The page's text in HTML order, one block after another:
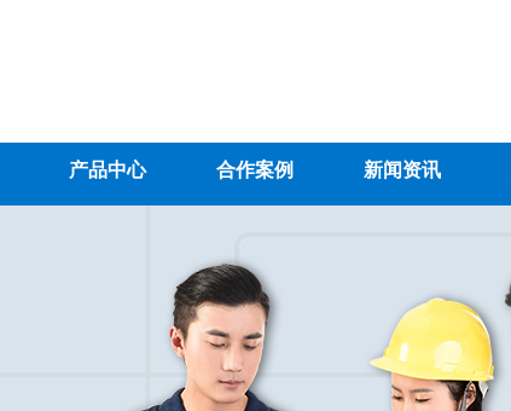
产品中心 合作案例 新闻资讯